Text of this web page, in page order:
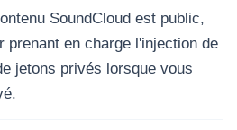
SoundCloud est public,
prenant en charge l'injection de
jetons privés lorsque vous